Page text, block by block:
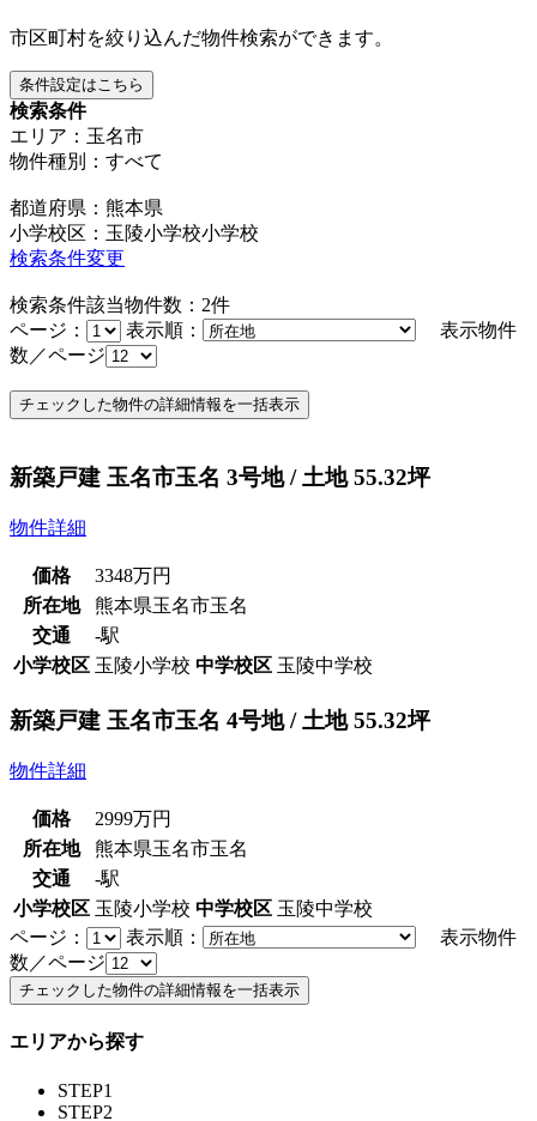
市区町村を絞り込んだ物件検索ができます。
条件設定はこちら
検索条件
エリア：玉名市
物件種別：すべて
都道府県：熊本県
小学校区：玉陵小学校小学校
検索条件変更
検索条件該当物件数： 2件
ページ：
表示順：
表示物件
数／ページ
新築戸建 玉名市玉名 3号地 / 土地 55.32坪
物件詳細
価格 3348万円
所在地
熊本県玉名市玉名
交通
-駅
小学校区 玉陵小学校 中学校区 玉陵中学校
新築戸建 玉名市玉名 4号地 / 土地 55.32坪
物件詳細
価格 2999万円
所在地
熊本県玉名市玉名
交通
-駅
小学校区 玉陵小学校 中学校区 玉陵中学校
ページ：
表示順：
表示物件
数／ページ
エリアから探す
STEP1
STEP2